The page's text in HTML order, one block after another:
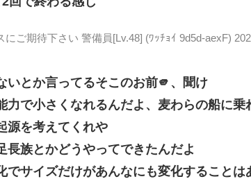
にご期待下さい 警備員[Lv.48] (ﾜｯﾁｮｲ 9d5d-aexF)
いとか言ってるそこのお前🫵、聞け
力で小さくなれるんだよ、麦わらの船に乗
源を考えてくれや
長族とかどうやってできたんだよ
でサイズだけがあんなにも変化することは